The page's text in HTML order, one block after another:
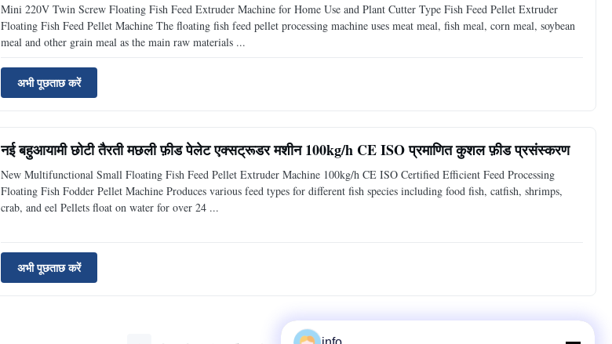
Mini 220V Twin Screw Floating Fish Feed Extruder Machine for Home Use and Plant Cutter Type Fish Feed Pellet Extruder
Floating Fish Feed Pellet Machine The floating fish feed pellet processing machine uses meat meal, fish meal, corn meal, soybean
meal and other grain meal as the main raw materials ...
अभी पूछताछ करें
नई बहुआयामी छोटी तैरती मछली फ़ीड पेलेट एक्सट्रूडर मशीन 100kg/h CE ISO प्रमाणित कुशल फ़ीड प्रसंस्करण
New Multifunctional Small Floating Fish Feed Pellet Extruder Machine 100kg/h CE ISO Certified Efficient Feed Processing
Floating Fish Fodder Pellet Machine Produces various feed types for different fish species including food fish, catfish, shrimps,
crab, and eel Pellets float on water for over 24 ...
अभी पूछताछ करें